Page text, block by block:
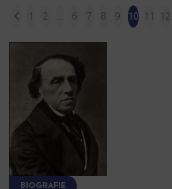
1 2 6 7 8 9 10 11 12
BIOGRAFIE